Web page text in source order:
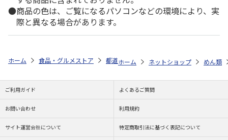
商品の色は、ご覧になるパソコンなどの環境により、実
際と異なる場合があります。
ホーム 食品・グルメストア 都道府県から探す 新潟県 へぎそば
ホーム ネットショップ めん類
ご利用ガイド よくあるご質問
お問い合わせ 利用規約
サイト運営会社について 特定商取引法に基づく表記について